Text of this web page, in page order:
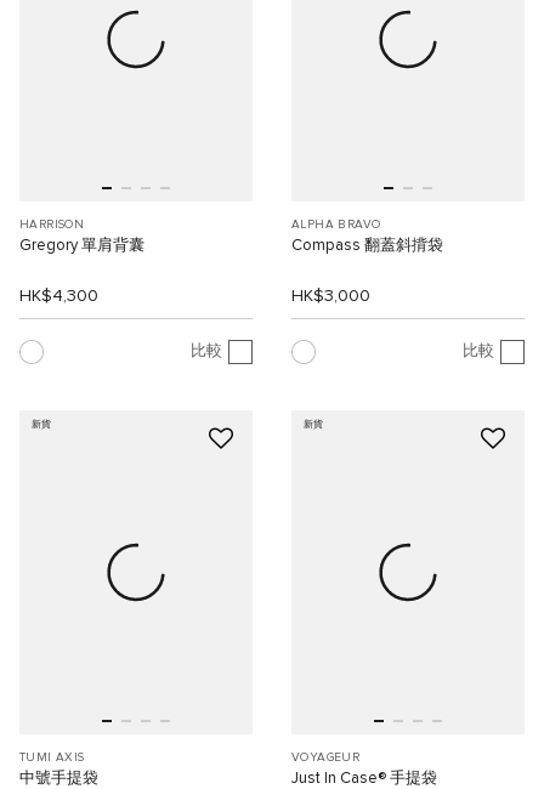
HARRISON
Gregory 單肩背囊
HK$4,300
比較
ALPHA BRAVO
Compass 翻蓋斜揹袋
HK$3,000
比較
新貨
TUMI AXIS
中號手提袋
新貨
VOYAGEUR
Just In Case® 手提袋